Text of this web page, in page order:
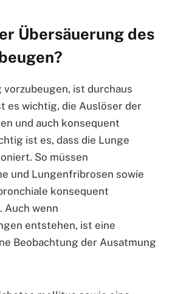
Übersäuerung des
vorzubeugen, ist durchaus
es wichtig, die Auslöser der
und auch konsequent
ist es, dass die Lunge
So müssen
und Lungenfribrosen sowie
konsequent
Auch wenn
entstehen, ist eine
Beobachtung der Ausatmung